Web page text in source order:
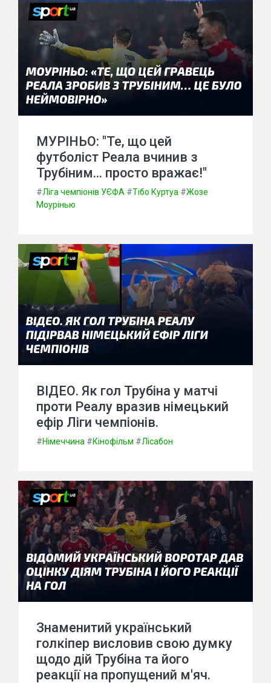
МУРІНЬО: "Те, що цей
футболіст Реала вчинив з
Трубіним... просто вражає!"
#Ліга чемпіонів УЄФА #Тібо Куртуа #Жозе
Моурінью
ВІДЕО. Як гол Трубіна у матчі
проти Реалу вразив німецький
ефір Ліги чемпіонів.
#Німеччина #Кінофільм #Лісабон
Знаменитий український
голкіпер висловив свою думку
щодо дій Трубіна та його
реакції на пропущений м'яч.